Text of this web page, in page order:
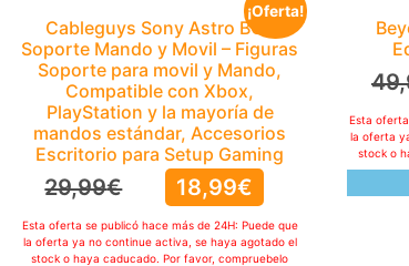
¡Oferta!
Cableguys Sony Astro BOT
Soporte Mando y Movil – Figuras
Soporte para movil y Mando,
Compatible con Xbox,
PlayStation y la mayoría de
mandos estándar, Accesorios
Escritorio para Setup Gaming
29,99€ 18,99€
Esta oferta se publicó hace más de 24H: Puede que
la oferta ya no continue activa, se haya agotado el
stock o haya caducado. Por favor, compruebelo
Esta
la oferta
stock o